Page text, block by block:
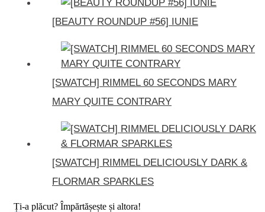
[BEAUTY ROUNDUP #56] IUNIE
[SWATCH] RIMMEL 60 SECONDS MARY
MARY QUITE CONTRARY
[SWATCH] RIMMEL DELICIOUSLY DARK &
FLORMAR SPARKLES
Ți-a plăcut? Împărtășește și altora!